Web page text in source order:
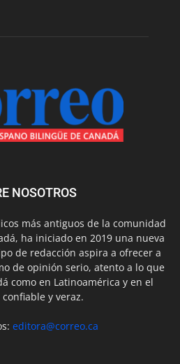
NOSOTROS
más antiguos de la comunidad
ha iniciado en 2019 una nueva
de redacción aspira a ofrecer a
de opinión serio, atento a lo que
como en Latinoamérica y en el
y veraz.
editora@correo.ca